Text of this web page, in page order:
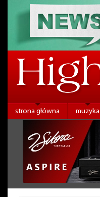
strona główna muzyka